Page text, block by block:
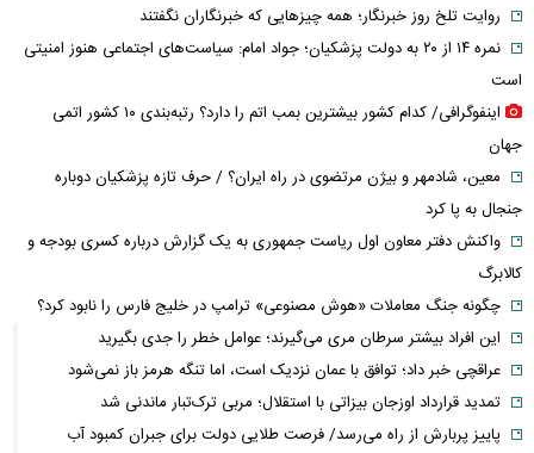
روایت تلخ روز خبرنگار؛ همه چیزهایی که خبرنگاران نگفتند
نمره ۱۴ از ۲۰ به دولت پزشکیان؛ جواد امام: سیاست‌های اجتماعی هنوز امنیتی
است
اینفوگرافی/ کدام کشور بیشترین بمب اتم را دارد؟ رتبه‌بندی ۱۰ کشور اتمی
جهان
معین، شادمهر و بیژن مرتضوی در راه ایران؟ / حرف تازه پزشکیان دوباره
جنجال به پا کرد
واکنش دفتر معاون اول ریاست جمهوری به یک گزارش درباره کسری بودجه و
کالابرگ
چگونه جنگ معاملات «هوش مصنوعی» ترامپ در خلیج فارس را نابود کرد؟
این افراد بیشتر سرطان مری می‌گیرند؛ عوامل خطر را جدی بگیرید
عراقچی خبر داد؛ توافق با عمان نزدیک است، اما تنگه هرمز باز نمی‌شود
تمدید قرارداد اوزجان بیزاتی با استقلال؛ مربی ترک‌تبار ماندنی شد
پاییز پربارش از راه می‌رسد/ فرصت طلایی دولت برای جبران کمبود آب